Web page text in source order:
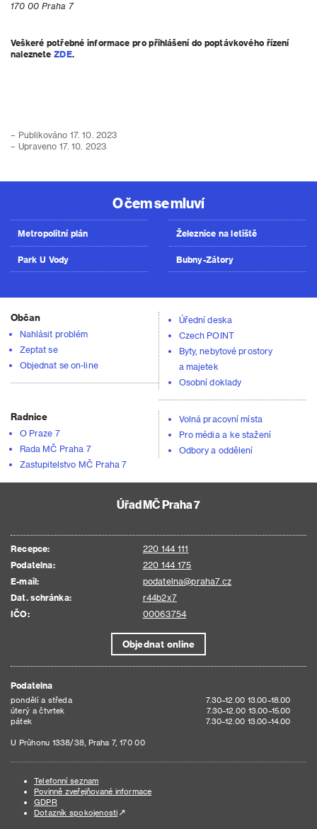
170 00 Praha 7
Veškeré potřebné informace pro přihlášení do poptávkového řízení
nalezneteZDE.
– Publikováno 17. 10. 2023
– Upraveno 17. 10. 2023
O čem se mluví
Metropolitní plán
Park U Vody
Železnice na letiště
Bubny-Zátory
Občan
Nahlásit problém
Zeptat se
Objednat se on-line
Úřední deska
Czech POINT
Byty, nebytové prostory
a majetek
Osobní doklady
Radnice
O Praze 7
Rada MČ Praha 7
Zastupitelstvo MČ Praha 7
Volná pracovní místa
Pro média a ke stažení
Odbory a oddělení
Úřad MČ Praha 7
Recepce:
220 144 111
Podatelna:
220 144 175
E-mail:
podatelna@praha7.cz
Dat. schránka:
r44b2x7
IČO:
00063754
Objednat online
Podatelna
pondělí a středa
7.30–12.00 13.00–18.00
úterý a čtvrtek
7.30–12.00 13.00–15.00
pátek
7.30–12.00 13.00–14.00
U Průhonu 1338/38, Praha 7, 170 00
Telefonní seznam
Povinně zveřejňované informace
GDPR
Dotazník spokojenosti